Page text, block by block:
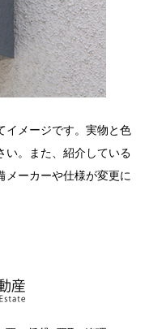
イメージです。実物と色
い。また、紹介している
メーカーや仕様が変更に